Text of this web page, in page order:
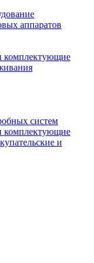
аппаратов
комплектующие
систем
комплектующие
и